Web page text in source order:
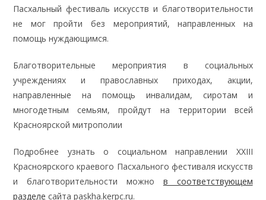
Пасхальный фестиваль искусств и благотворительности
не мог пройти без мероприятий, направленных на
помощь нуждающимся.
Благотворительные мероприятия в социальных
учреждениях и православных приходах, акции,
направленные на помощь инвалидам, сиротам и
многодетным семьям, пройдут на территории всей
Красноярской митрополии
Подробнее узнать о социальном направлении XXIII
Красноярского краевого Пасхального фестиваля искусств
и благотворительности можно в соответствующем
разделе сайта paskha.kerpc.ru.